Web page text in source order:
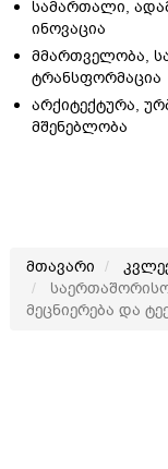
სამართალი,
ინოვაცია
მმართველობა,
ტრანსფორმაცია
არქიტექტურა,
მშენებლობა
მთავარი
მეცნიერება და